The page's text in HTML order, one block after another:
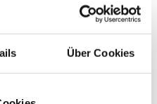
Über Cookies